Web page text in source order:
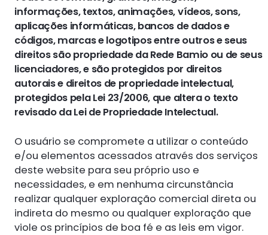
informações, textos, animações, vídeos, sons,
aplicações informáticas, bancos de dados e
códigos, marcas e logotipos entre outros e seus
direitos são propriedade da Rede Bamio ou de seus
licenciadores, e são protegidos por direitos
autorais e direitos de propriedade intelectual,
protegidos pela Lei 23/2006, que altera o texto
revisado da Lei de Propriedade Intelectual.
O usuário se compromete a utilizar o conteúdo
e/ou elementos acessados através dos serviços
deste website para seu próprio uso e
necessidades, e em nenhuma circunstância
realizar qualquer exploração comercial direta ou
indireta do mesmo ou qualquer exploração que
viole os princípios de boa fé e as leis em vigor.